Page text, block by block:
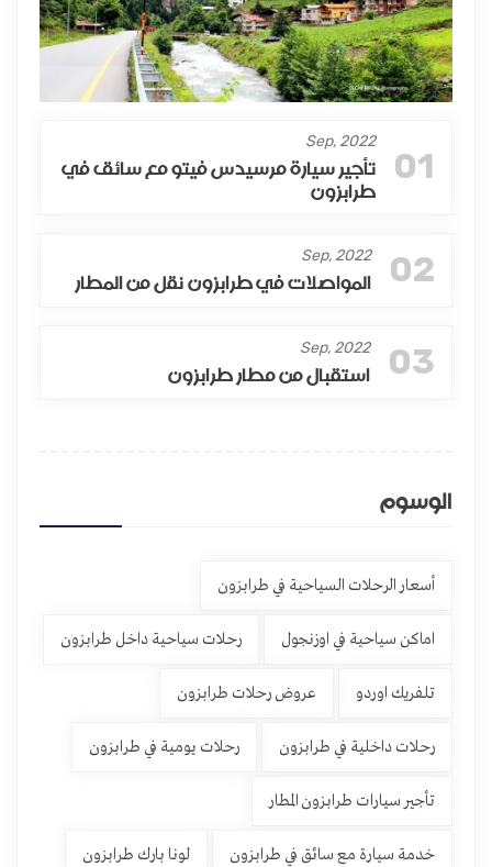
01
Sep, 2022
تأجير سيارة مرسيدس فيتو مع سائق في
طرابزون
02
Sep, 2022
المواصلات في طرابزون نقل من المطار
03
Sep, 2022
استقبال من مطار طرابزون
الوسوم
أسعار الرحلات السياحية في طرابزون
اماكن سياحية في اوزنجول رحلات سياحية داخل طرابزون
تلفريك اوردو عروض رحلات طرابزون
رحلات داخلية في طرابزون رحلات يومية في طرابزون
تأجير سيارات طرابزون المطار
خدمة سيارة مع سائق في طرابزون لونا بارك طرابزون